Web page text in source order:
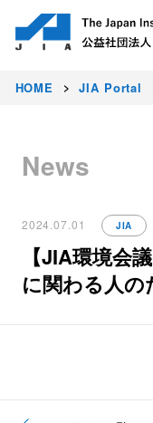
HOME JIA Portal
News
2024.07.01 JIA
【JIA環境会
に関わる人の